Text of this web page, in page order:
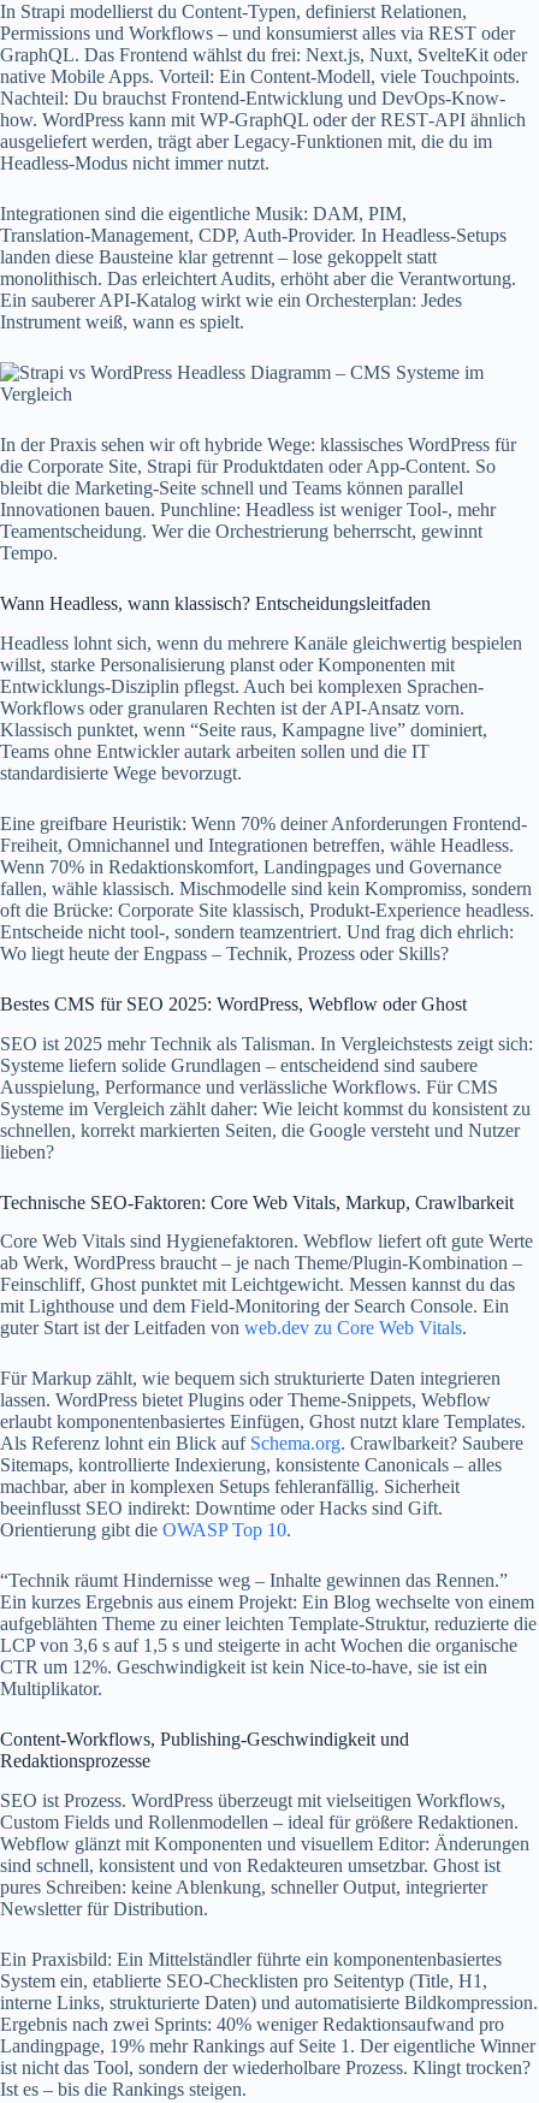
In Strapi modellierst du Content-Typen, definierst Relationen,
Permissions und Workflows – und konsumierst alles via REST oder
GraphQL. Das Frontend wählst du frei: Next.js, Nuxt, SvelteKit oder
native Mobile Apps. Vorteil: Ein Content‑Modell, viele Touchpoints.
Nachteil: Du brauchst Frontend‑Entwicklung und DevOps‑Know-
how. WordPress kann mit WP‑GraphQL oder der REST‑API ähnlich
ausgeliefert werden, trägt aber Legacy-Funktionen mit, die du im
Headless‑Modus nicht immer nutzt.
Integrationen sind die eigentliche Musik: DAM, PIM,
Translation‑Management, CDP, Auth‑Provider. In Headless‑Setups
landen diese Bausteine klar getrennt – lose gekoppelt statt
monolithisch. Das erleichtert Audits, erhöht aber die Verantwortung.
Ein sauberer API‑Katalog wirkt wie ein Orchesterplan: Jedes
Instrument weiß, wann es spielt.
In der Praxis sehen wir oft hybride Wege: klassisches WordPress für
die Corporate Site, Strapi für Produktdaten oder App‑Content. So
bleibt die Marketing-Seite schnell und Teams können parallel
Innovationen bauen. Punchline: Headless ist weniger Tool-, mehr
Teamentscheidung. Wer die Orchestrierung beherrscht, gewinnt
Tempo.
Wann Headless, wann klassisch? Entscheidungsleitfaden
Headless lohnt sich, wenn du mehrere Kanäle gleichwertig bespielen
willst, starke Personalisierung planst oder Komponenten mit
Entwicklungs-Disziplin pflegst. Auch bei komplexen Sprachen-
Workflows oder granularen Rechten ist der API‑Ansatz vorn.
Klassisch punktet, wenn “Seite raus, Kampagne live” dominiert,
Teams ohne Entwickler autark arbeiten sollen und die IT
standardisierte Wege bevorzugt.
Eine greifbare Heuristik: Wenn 70% deiner Anforderungen Frontend-
Freiheit, Omnichannel und Integrationen betreffen, wähle Headless.
Wenn 70% in Redaktionskomfort, Landingpages und Governance
fallen, wähle klassisch. Mischmodelle sind kein Kompromiss, sondern
oft die Brücke: Corporate Site klassisch, Produkt‑Experience headless.
Entscheide nicht tool‑, sondern teamzentriert. Und frag dich ehrlich:
Wo liegt heute der Engpass – Technik, Prozess oder Skills?
Bestes CMS für SEO 2025: WordPress, Webflow oder Ghost
SEO ist 2025 mehr Technik als Talisman. In Vergleichstests zeigt sich:
Systeme liefern solide Grundlagen – entscheidend sind saubere
Ausspielung, Performance und verlässliche Workflows. Für CMS
Systeme im Vergleich zählt daher: Wie leicht kommst du konsistent zu
schnellen, korrekt markierten Seiten, die Google versteht und Nutzer
lieben?
Technische SEO-Faktoren: Core Web Vitals, Markup, Crawlbarkeit
Core Web Vitals sind Hygienefaktoren. Webflow liefert oft gute Werte
ab Werk, WordPress braucht – je nach Theme/Plugin-Kombination –
Feinschliff, Ghost punktet mit Leichtgewicht. Messen kannst du das
mit Lighthouse und dem Field‑Monitoring der Search Console. Ein
guter Start ist der Leitfaden von web.dev zu Core Web Vitals.
Für Markup zählt, wie bequem sich strukturierte Daten integrieren
lassen. WordPress bietet Plugins oder Theme‑Snippets, Webflow
erlaubt komponentenbasiertes Einfügen, Ghost nutzt klare Templates.
Als Referenz lohnt ein Blick auf Schema.org. Crawlbarkeit? Saubere
Sitemaps, kontrollierte Indexierung, konsistente Canonicals – alles
machbar, aber in komplexen Setups fehleranfällig. Sicherheit
beeinflusst SEO indirekt: Downtime oder Hacks sind Gift.
Orientierung gibt die OWASP Top 10.
“Technik räumt Hindernisse weg – Inhalte gewinnen das Rennen.”
Ein kurzes Ergebnis aus einem Projekt: Ein Blog wechselte von einem
aufgeblähten Theme zu einer leichten Template-Struktur, reduzierte die
LCP von 3,6 s auf 1,5 s und steigerte in acht Wochen die organische
CTR um 12%. Geschwindigkeit ist kein Nice-to-have, sie ist ein
Multiplikator.
Content-Workflows, Publishing-Geschwindigkeit und
Redaktionsprozesse
SEO ist Prozess. WordPress überzeugt mit vielseitigen Workflows,
Custom Fields und Rollenmodellen – ideal für größere Redaktionen.
Webflow glänzt mit Komponenten und visuellem Editor: Änderungen
sind schnell, konsistent und von Redakteuren umsetzbar. Ghost ist
pures Schreiben: keine Ablenkung, schneller Output, integrierter
Newsletter für Distribution.
Ein Praxisbild: Ein Mittelständler führte ein komponentenbasiertes
System ein, etablierte SEO‑Checklisten pro Seitentyp (Title, H1,
interne Links, strukturierte Daten) und automatisierte Bildkompression.
Ergebnis nach zwei Sprints: 40% weniger Redaktionsaufwand pro
Landingpage, 19% mehr Rankings auf Seite 1. Der eigentliche Winner
ist nicht das Tool, sondern der wiederholbare Prozess. Klingt trocken?
Ist es – bis die Rankings steigen.